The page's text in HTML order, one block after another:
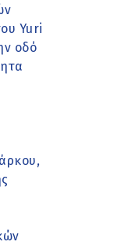
Yuri
οδό